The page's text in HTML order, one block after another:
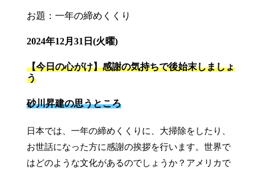
お題：一年の締めくくり
2024年12月31日(火曜)
【今日の心がけ】感謝の気持ちで後始末しましょ
う
砂川昇建の思うところ
日本では、一年の締めくくりに、大掃除をしたり、
お世話になった方に感謝の挨拶を行います。世界で
はどのような文化があるのでしょうか？アメリカで